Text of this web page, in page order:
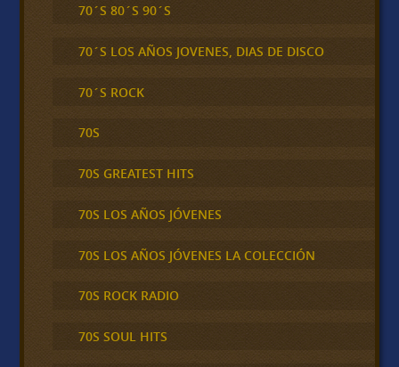
70´S 80´S 90´S
70´S LOS AÑOS JOVENES, DIAS DE DISCO
70´S ROCK
70S
70S GREATEST HITS
70S LOS AÑOS JÓVENES
70S LOS AÑOS JÓVENES LA COLECCIÓN
70S ROCK RADIO
70S SOUL HITS